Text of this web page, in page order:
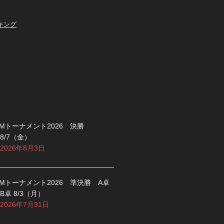
ング
トーナメント2026 決勝
8/7（金）
2026年8月3日
トーナメント2026 準決勝 A卓
B卓 8/3（月）
2026年7月31日